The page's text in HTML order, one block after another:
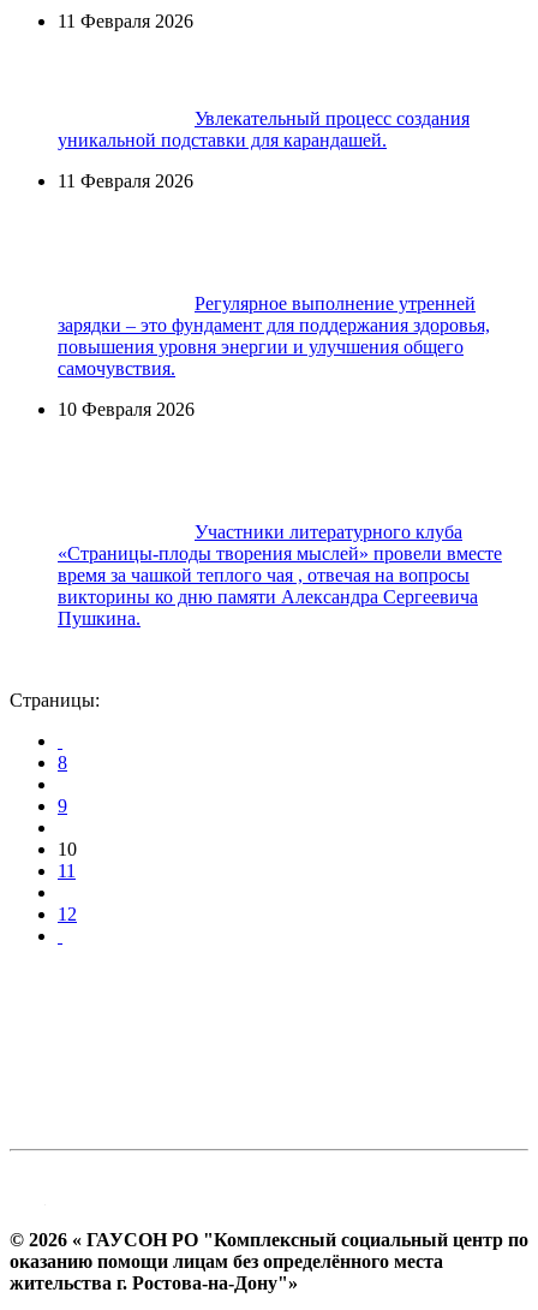
11 Февраля 2026
Увлекательный процесс создания
уникальной подставки для карандашей.
11 Февраля 2026
Регулярное выполнение утренней
зарядки – это фундамент для поддержания здоровья,
повышения уровня энергии и улучшения общего
самочувствия.
10 Февраля 2026
Участники литературного клуба
«Страницы-плоды творения мыслей» провели вместе
время за чашкой теплого чая , отвечая на вопросы
викторины ко дню памяти Александра Сергеевича
Пушкина.
Страницы:
8
9
10
11
12
© 2026 « ГАУСОН РО "Комплексный социальный центр по
оказанию помощи лицам без определённого места
жительства г. Ростова-на-Дону"»